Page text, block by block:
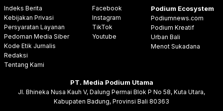
Indeks Berita
Kebijakan Privasi
Persyaratan Layanan
Pedoman Media Siber
Kode Etik Jurnalis
Redaksi
Tentang Kami
Facebook
Instagram
TikTok
Youtube
Podium Ecosystem
Podiumnews.com
Podium Kreatif
Urban Bali
Menot Sukadana
PT. Media Podium Utama
Jl. Bhineka Nusa Kauh V, Dalung Permai Blok P No 58, Kuta Utara,
Kabupaten Badung, Provinsi Bali 80363